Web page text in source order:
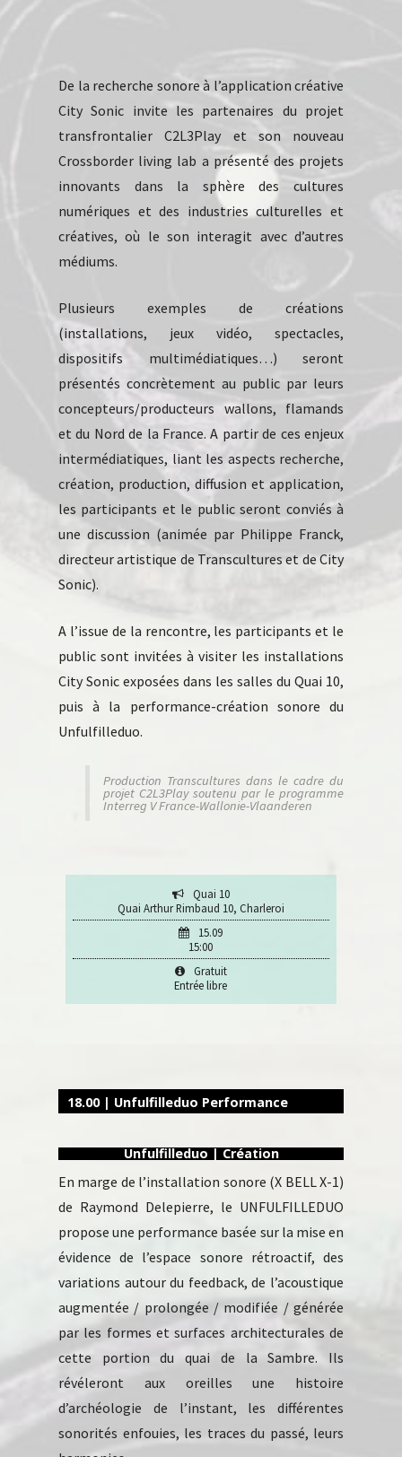
De la recherche sonore à l’application créative
City Sonic invite les partenaires du projet
transfrontalier C2L3Play et son nouveau
Crossborder living lab a présenté des projets
innovants dans la sphère des cultures
numériques et des industries culturelles et
créatives, où le son interagit avec d’autres
médiums.
Plusieurs exemples de créations
(installations, jeux vidéo, spectacles,
dispositifs multimédiatiques…) seront
présentés concrètement au public par leurs
concepteurs/producteurs wallons, flamands
et du Nord de la France. A partir de ces enjeux
intermédiatiques, liant les aspects recherche,
création, production, diffusion et application,
les participants et le public seront conviés à
une discussion (animée par Philippe Franck,
directeur artistique de Transcultures et de City
Sonic).
A l’issue de la rencontre, les participants et le
public sont invitées à visiter les installations
City Sonic exposées dans les salles du Quai 10,
puis à la performance-création sonore du
Unfulfilleduo.
Production Transcultures dans le cadre du
projet C2L3Play soutenu par le programme
Interreg V France-Wallonie-Vlaanderen
Quai 10
Quai Arthur Rimbaud 10, Charleroi
15.09
15:00
Gratuit
Entrée libre
18.00 | Unfulfilleduo Performance
Unfulfilleduo | Création
En marge de l’installation sonore (X BELL X-1)
de Raymond Delepierre, le UNFULFILLEDUO
propose une performance basée sur la mise en
évidence de l’espace sonore rétroactif, des
variations autour du feedback, de l’acoustique
augmentée / prolongée / modifiée / générée
par les formes et surfaces architecturales de
cette portion du quai de la Sambre. Ils
révéleront aux oreilles une histoire
d’archéologie de l’instant, les différentes
sonorités enfouies, les traces du passé, leurs